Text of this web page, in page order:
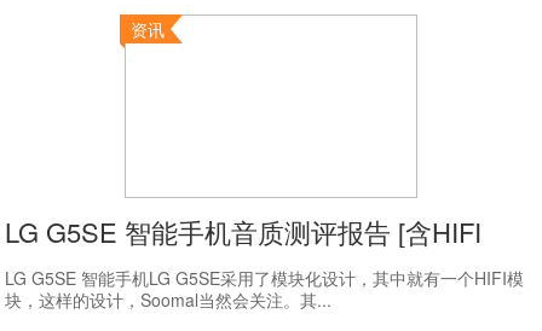
资讯
LG G5SE 智能手机音质测评报告 [含HIFI
LG G5SE 智能手机LG G5SE采用了模块化设计，其中就有一个HIFI模
块，这样的设计，Soomal当然会关注。其...